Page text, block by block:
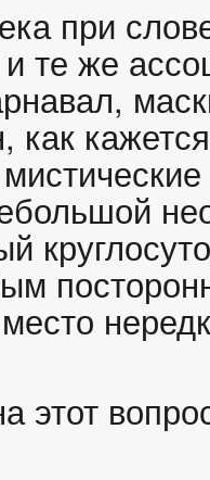
при
те же
как
этот